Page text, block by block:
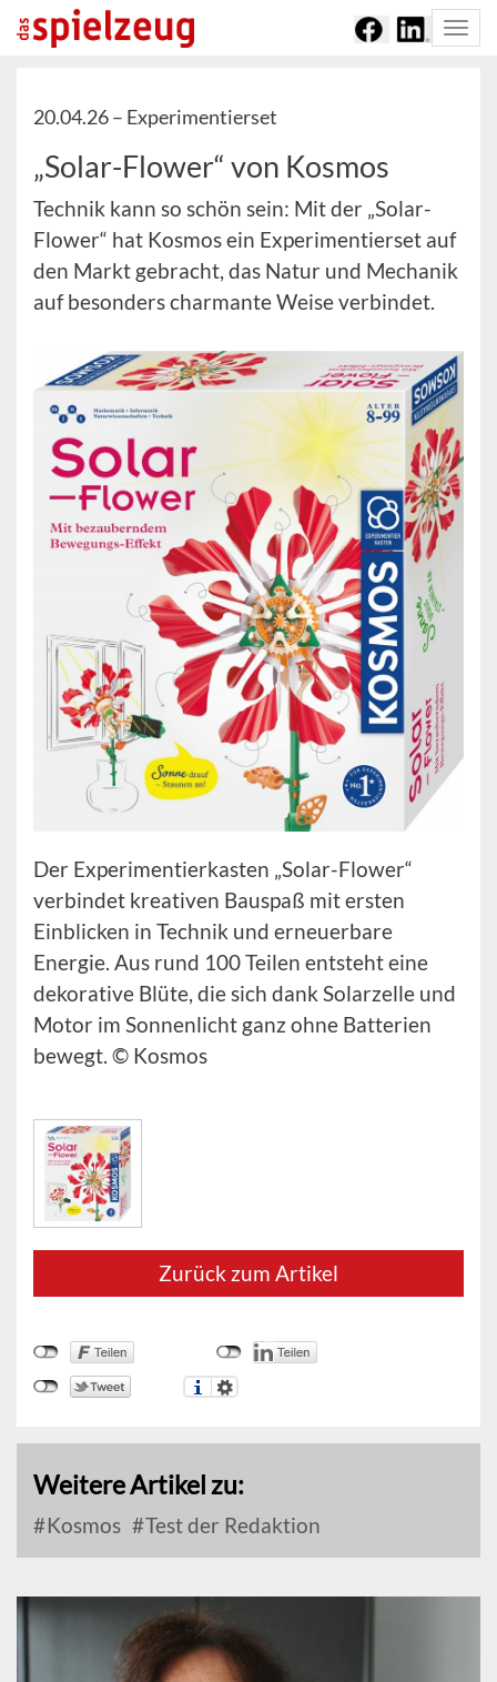
20.04.26 – Experimentierset
„Solar-Flower“ von Kosmos
Technik kann so schön sein: Mit der „Solar-
Flower“ hat Kosmos ein Experimentierset auf
den Markt gebracht, das Natur und Mechanik
auf besonders charmante Weise verbindet.
Der Experimentierkasten „Solar-Flower“
verbindet kreativen Bauspaß mit ersten
Einblicken in Technik und erneuerbare
Energie. Aus rund 100 Teilen entsteht eine
dekorative Blüte, die sich dank Solarzelle und
Motor im Sonnenlicht ganz ohne Batterien
bewegt. © Kosmos
Zurück zum Artikel
Weitere Artikel zu:
Kosmos Test der Redaktion